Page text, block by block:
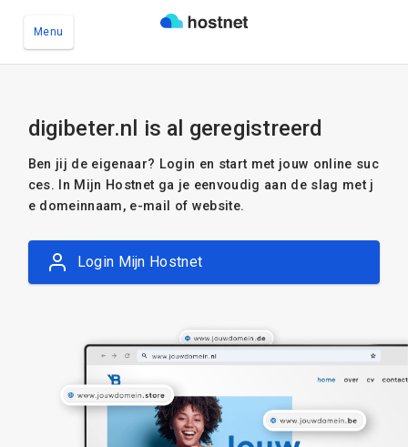
Menu
digibeter.nl is al geregistreerd
Ben jij de eigenaar? Login en start met jouw online suc
ces. In Mijn Hostnet ga je eenvoudig aan de slag met j
e domeinnaam, e-mail of website.
Login Mijn Hostnet